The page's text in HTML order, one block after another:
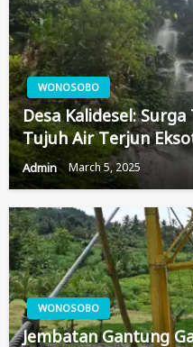
WONOSOBO
Desa Kalidesel:
Tujuh Air Terjun
Admin March 5, 2025
WONOSOBO
Jembatan Gantung